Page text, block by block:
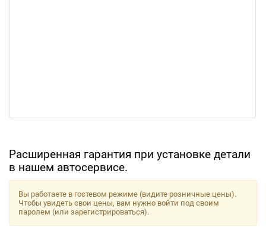
Расширенная гарантия при установке детали
в нашем автосервисе.
Вы работаете в гостевом режиме (видите розничные цены).
Чтобы увидеть свои цены, вам нужно войти под своим
паролем (или зарегистрироваться).